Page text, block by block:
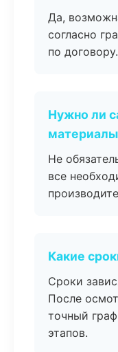
Да,
согласно
по договору.
Нужно ли
Не
все
Какие
Сроки
После
точный
этапов.